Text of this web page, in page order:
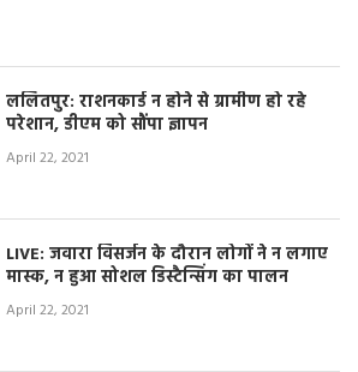
ललितपुर: राशनकार्ड न होने से ग्रामीण हो रहे
परेशान, डीएम को सौंपा ज्ञापन
April 22, 2021
LIVE: जवारा विसर्जन के दौरान लोगों ने न लगाए
मास्क, न हुआ सोशल डिस्टैन्सिंग का पालन
April 22, 2021